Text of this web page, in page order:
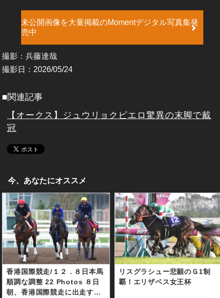
未公開画像を大量掲載のMomentデジタル写真集発
売中
撮影：兵藤達哉
撮影日：2026/05/24
■関連記事
【オークス】ジュウリョクピエロ驚異の末脚で戴
冠
今、あなたにオススメ
香港国際競走/１２．８日本馬
順調な調整 22 Photos ８日
朝、香港国際競走に出走する
リスグラシュー悲願のＧ1制
覇！エリザベス女王杯